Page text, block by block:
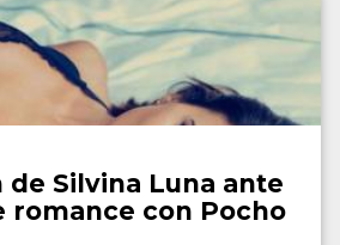
de Silvina Luna ante
romance con Pocho